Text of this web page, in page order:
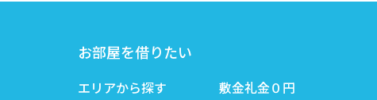
お部屋を借りたい
エリアから探す
敷金礼金０円